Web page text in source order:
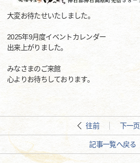
大変お待たせいたしました。
2025年9月度イベントカレンダー
出来上がりました。
みなさまのご来館
心よりお待ちしております。
往前 下一页
記事一覧へ戻る